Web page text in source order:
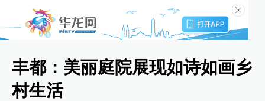
丰都：美丽庭院展现如诗如画乡
村生活